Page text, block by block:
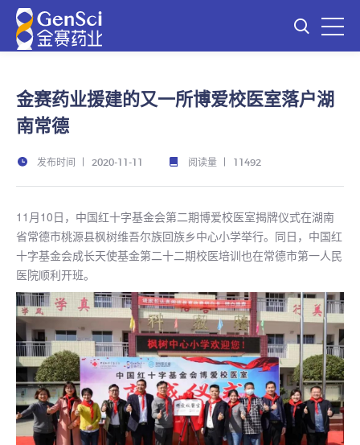
金赛药业援建的又一所博爱校医室落户湖
南常德
发布时间 2020-11-11 阅读量 11492
11月10日，中国红十字基金会第二期博爱校医室揭牌仪式在湖南
省常德市桃源县枫树维吾尔族回族乡中心小学举行。同日，中国红
十字基金会成长天使基金第二十二期校医培训也在常德市第一人民
医院顺利开班。